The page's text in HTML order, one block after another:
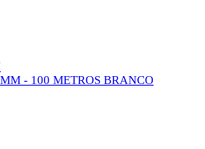
- 100 METROS BRANCO